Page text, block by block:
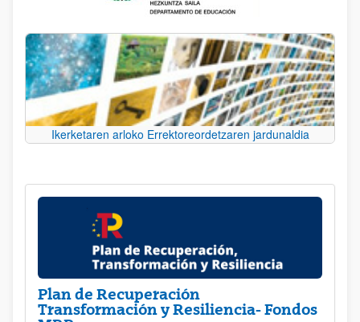
Ikerketaren arloko Errektoreordetzaren jardunaldia
Plan de Recuperación
Transformación y Resiliencia- Fondos